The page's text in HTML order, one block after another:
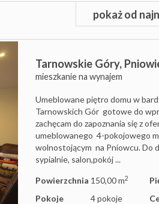
pokaż od
Tarnowskie Góry,
mieszkanie na wynajem
Umeblowane piętro domu w
Tarnowskich Gór gotowe do
zachęcam do zapoznania się z
umeblowanego 4-pokojowego
wolnostojącym na Pniowcu. Do
sypialnie, salon,pokój ...
Powierzchnia 150,00 m2
Pokoje
4 pokoje